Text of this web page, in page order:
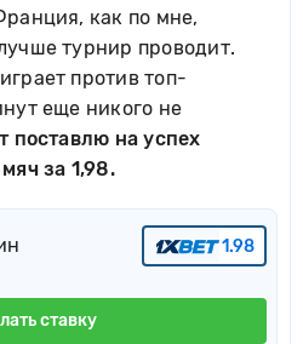
как по мне,
турнир проводит.
против топ-
еще никого не
поставлю на успех
за 1,98.
1.98
ставку